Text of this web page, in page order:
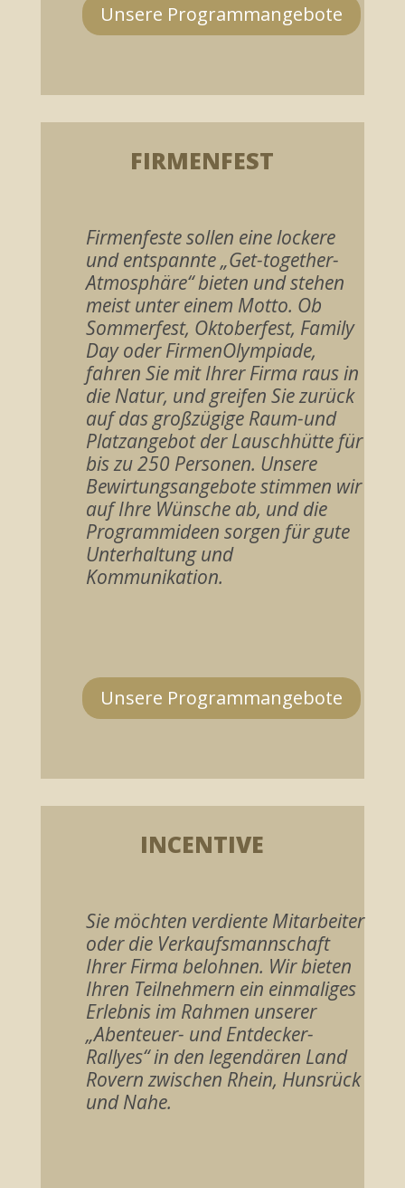
Unsere Programmangebote
FIRMENFEST
Firmenfeste sollen eine lockere
und entspannte „Get-together-
Atmosphäre“ bieten und stehen
meist unter einem Motto. Ob
Sommerfest, Oktoberfest, Family
Day oder FirmenOlympiade,
fahren Sie mit Ihrer Firma raus in
die Natur, und greifen Sie zurück
auf das großzügige Raum-und
Platzangebot der Lauschhütte für
bis zu 250 Personen. Unsere
Bewirtungsangebote stimmen wir
auf Ihre Wünsche ab, und die
Programmideen sorgen für gute
Unterhaltung und
Kommunikation.
Unsere Programmangebote
INCENTIVE
Sie möchten verdiente Mitarbeiter
oder die Verkaufsmannschaft
Ihrer Firma belohnen. Wir bieten
Ihren Teilnehmern ein einmaliges
Erlebnis im Rahmen unserer
„Abenteuer- und Entdecker-
Rallyes“ in den legendären Land
Rovern zwischen Rhein, Hunsrück
und Nahe.